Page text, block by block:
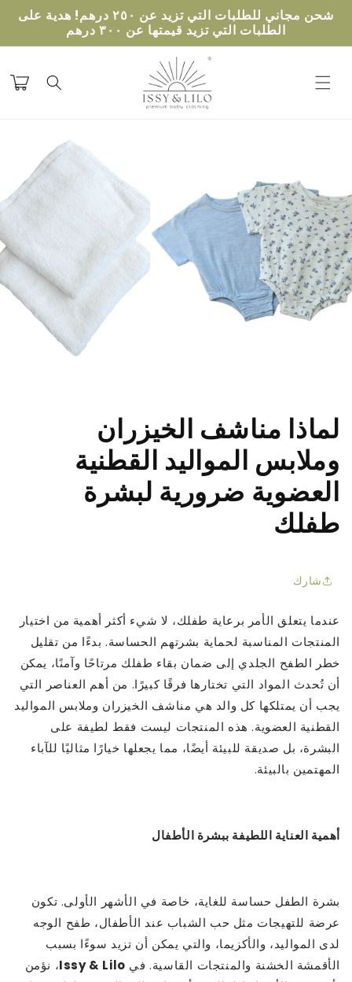
الى
شحن مجاني للطلبات التي تزيد عن ٢٥٠ درهم! هدية على
الطلبات التي تزيد قيمتها عن ٣٠٠ درهم
التسوق
لماذا مناشف الخيزران
وملابس المواليد القطنية
العضوية ضرورية لبشرة
طفلك
شارك
عندما يتعلق الأمر برعاية طفلك، لا شيء أكثر أهمية من اختيار
المنتجات المناسبة لحماية بشرتهم الحساسة. بدءًا من تقليل
خطر الطفح الجلدي إلى ضمان بقاء طفلك مرتاحًا وآمنًا، يمكن
أن تُحدث المواد التي تختارها فرقًا كبيرًا. من أهم العناصر التي
يجب أن يمتلكها كل والد هي مناشف الخيزران وملابس المواليد
القطنية العضوية. هذه المنتجات ليست فقط لطيفة على
البشرة، بل صديقة للبيئة أيضًا، مما يجعلها خيارًا مثاليًا للآباء
المهتمين بالبيئة.
أهمية العناية اللطيفة ببشرة الأطفال
بشرة الطفل حساسة للغاية، خاصة في الأشهر الأولى. تكون
عرضة للتهيجات مثل حب الشباب عند الأطفال، طفح الوجه
لدى المواليد، والأكزيما، والتي يمكن أن تزيد سوءًا بسبب
الأقمشة الخشنة والمنتجات القاسية. في Issy & Lilo، نؤمن